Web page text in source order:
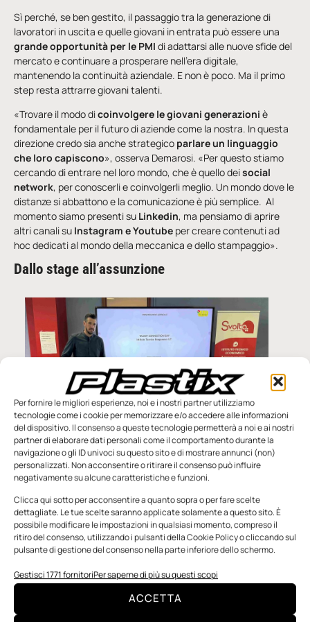
Per fornire le migliori esperienze, noi e i nostri partner utilizziamo
tecnologie come i cookie per memorizzare e/o accedere alle informazioni
del dispositivo. Il consenso a queste tecnologie permetterà a noi e ai nostri
partner di elaborare dati personali come il comportamento durante la
navigazione o gli ID univoci su questo sito e di mostrare annunci (non)
personalizzati. Non acconsentire o ritirare il consenso può influire
negativamente su alcune caratteristiche e funzioni.
Clicca qui sotto per acconsentire a quanto sopra o per fare scelte
dettagliate. Le tue scelte saranno applicate solamente a questo sito. È
possibile modificare le impostazioni in qualsiasi momento, compreso il
ritiro del consenso, utilizzando i pulsanti della Cookie Policy o cliccando sul
pulsante di gestione del consenso nella parte inferiore dello schermo.
Gestisci 1771 fornitoriPer saperne di più su questi scopi
ACCETTA
Sì perché, se ben gestito, il passaggio tra la generazione di
lavoratori in uscita e quelle giovani in entrata può essere una
grande opportunità per le PMI di adattarsi alle nuove sfide del
mercato e continuare a prosperare nell’era digitale,
mantenendo la continuità aziendale. E non è poco. Ma il primo
step resta attrarre giovani talenti.
«Trovare il modo dicoinvolgere le giovani generazioni è
fondamentale per il futuro di aziende come la nostra. In questa
direzione credo sia anche strategico parlare un linguaggio
che loro capiscono», osserva Demarosi. «Per questo stiamo
cercando di entrare nel loro mondo, che è quello deisocial
network, per conoscerli e coinvolgerli meglio. Un mondo dove le
distanze si abbattono e la comunicazione è più semplice. Al
momento siamo presenti su Linkedin, ma pensiamo di aprire
altri canali su Instagram e Youtube per creare contenuti ad
hoc dedicati al mondo della meccanica e dello stampaggio».
Dallo stage all’assunzione
Niccolò Demarosi, responsabile produzione e stampaggio di AD
Stampi, all’eventoTalent Connection Day
Sempre con l’intento di attrarre giovani, l’azienda ospita da anni
stage curriculariin modo dacompletare la formazione
teorica con quella pratica
, per dare la possibilità ai ragazzi di
acquisire più competenze possibili non solo hard ma anche soft,
oggi sempre più importanti in aziende alle prese con la
trasformazione digitale. «Su questo fronte siamo impegnati,